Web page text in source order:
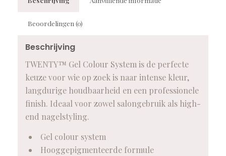
Beoordelingen (0)
Beschrijving
TWENTY™ Gel Colour System is de perfecte
keuze voor wie op zoek is naar intense kleur,
langdurige houdbaarheid en een professionele
finish. Ideaal voor zowel salongebruik als high-
end nagelstyling.
Gel colour system
Hooggepigmenteerde formule